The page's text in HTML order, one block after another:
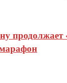
продолжает